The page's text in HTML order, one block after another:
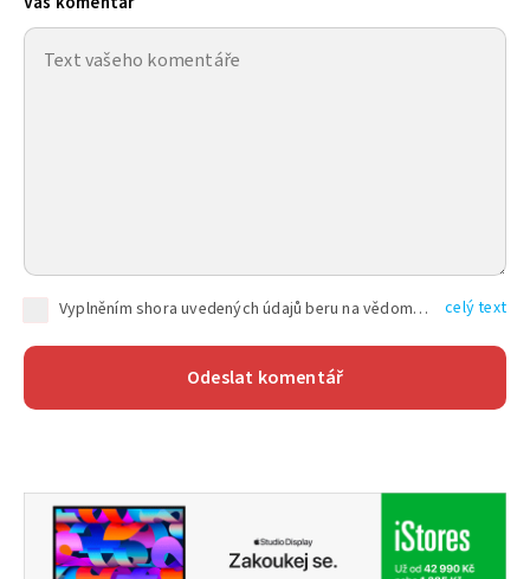
Vyplněním shora uvedených údajů beru na vědomí, že společnost TEXT FACTORY s.r.o., sídlem Brno, Durďákova 336/29, Černá Pole, PSČ: 613 00, IČ: 06157831, zapsané u Krajského soudu v Brně, oddíl C, vložka 100399, bude zpracovávat mé osobní údaje uvedené v rámci mnou vyplněného registračního formuláře na základě oprávněných zájmů TEXT FACTORY s.r.o. dle čl. 6 odst. 1 písm. f) GDPR a pro splnění právních povinností (čl. 6 odst. 1 písm. c) GDPR), a to pro tyto účely: nezbytnost zajistit oprávnění návštěvníka webových stránek provozovaných společností TEXT FACTORY s.r.o. přispívat aktivně ke zveřejněným článkům nebo v rámci diskusních fór a výkon práv TEXT FACTORY s.r.o. jako administrátora těchto diskusních fór. Více informací o zpracování osobních údajů a právech lze nalézt v celý text